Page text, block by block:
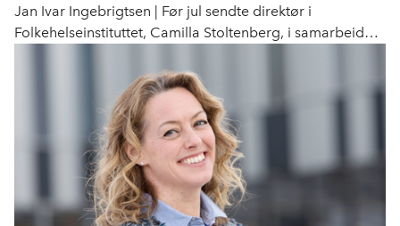
Jan Ivar Ingebrigtsen | Før jul sendte direktør i
Folkehelseinstituttet, Camilla Stoltenberg, i samarbeid
Kunnskapsdepartementet og Helse- og
omsorgsdepartementet hvor det pekes på behovet for
en utdanning på universitetsnivå for medisinsk utstyr og